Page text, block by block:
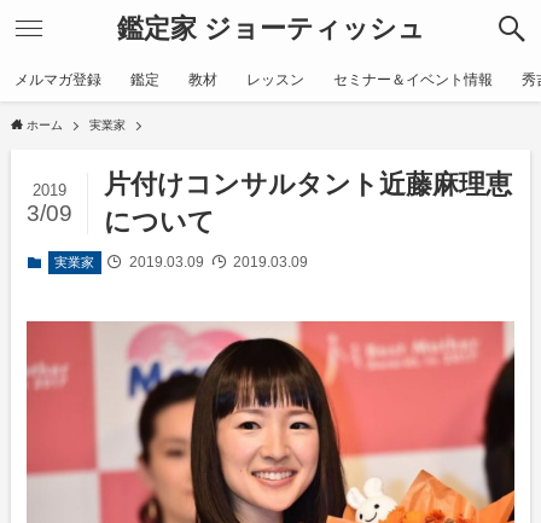
鑑定家 ジョーティッシュ
メルマガ登録 鑑定 教材 レッスン セミナー＆イベント情報 秀
ホーム 実業家
片付けコンサルタント近藤麻理恵
について
2019
3/09
実業家 2019.03.09 2019.03.09